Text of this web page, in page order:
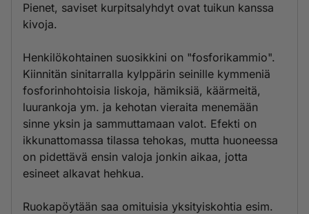
Pienet, saviset kurpitsalyhdyt ovat tuikun kanssa
kivoja.
Henkilökohtainen suosikkini on "fosforikammio".
Kiinnitän sinitarralla kylppärin seinille kymmeniä
fosforinhohtoisia liskoja, hämiksiä, käärmeitä,
luurankoja ym. ja kehotan vieraita menemään
sinne yksin ja sammuttamaan valot. Efekti on
ikkunattomassa tilassa tehokas, mutta huoneessa
on pidettävä ensin valoja jonkin aikaa, jotta
esineet alkavat hehkua.
Ruokapöytään saa omituisia yksityiskohtia esim.